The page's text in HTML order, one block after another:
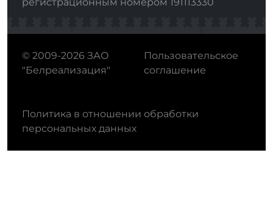
© 2009-2026 ЗАО
"Белреализация"
Пользовательское
соглашение
Политика в отношении обработки
персональных данных